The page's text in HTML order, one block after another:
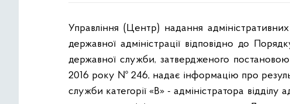
Управління (Центр) надання
державної адміністрації відповідно до
державної служби, затвердженого
2016 року № 246, надає інформацію про
служби категорії «В» - адміністратора